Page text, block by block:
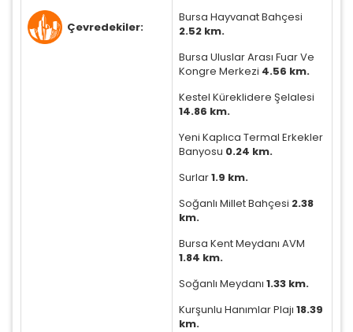
kullanım
inceleyebilirsiniz.
HER ZAMAN AKTIF
Oturum yönetimi, güvenlik ve temel site işlevleri için
gereklidir. Bu çerezler olmadan site düzgün çalışmaz
ölçeriz. Hangi sayfaların popüler olduğunu ve
kullanıcıların nerede zorluk yaşadığını anlamamıza
Çevredekiler:
Bursa Hayvanat Bahçesi
2.52 km.
Bursa Uluslar Arası Fuar Ve
Kongre Merkezi 4.56 km.
Kestel Küreklidere Şelalesi
14.86 km.
Yeni Kaplıca Termal Erkekler
Banyosu 0.24 km.
Surlar1.9 km.
Soğanlı Millet Bahçesi 2.38
km.
Bursa Kent Meydanı AVM
1.84 km.
Soğanlı Meydanı 1.33 km.
Kurşunlu Hanımlar Plajı 18.39
km.